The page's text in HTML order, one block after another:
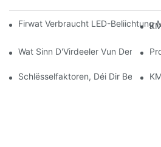
Firwat Verbraucht LED-Beliichtung
Wat Sinn D'Virdeeler Vun Der
Schlësselfaktoren, Déi Dir